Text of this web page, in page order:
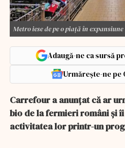
Metro iese de pe o piață în expansiune
Adaugă-ne ca sursă
Urmărește-ne pe
Carrefour a anunțat că ar
bio de la fermieri români și
activitatea lor printr-un